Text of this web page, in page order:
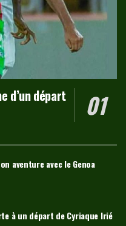
d’un départ
aventure avec le Genoa
à un départ de Cyriaque Irié